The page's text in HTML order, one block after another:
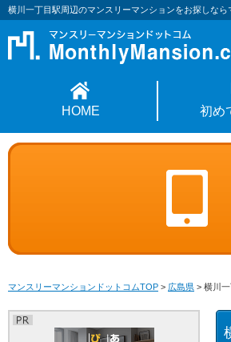
横川一丁目駅周辺のマンスリーマンションをお探しな
HOME 初め
マンスリーマンションドットコムTOP > 広島県 > 横川